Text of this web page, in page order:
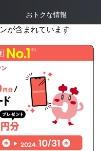
おトクな情報
が含まれています